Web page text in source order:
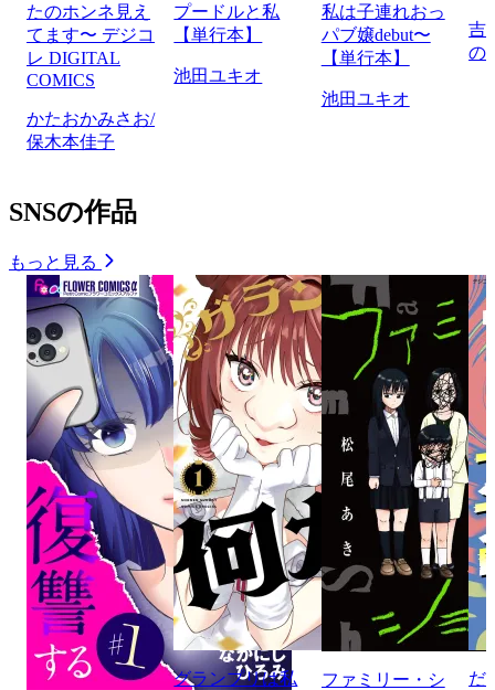
たのホンネ見え
てます〜 デジコ
レ DIGITAL
COMICS
かたおかみさお/
保木本佳子
プードルと私
【単行本】
池田ユキオ
私は子連れおっ
パブ嬢debut〜
【単行本】
池田ユキオ
吉
の
SNSの作品
もっと見る
グランプリは私
ファミリー・シ
だ